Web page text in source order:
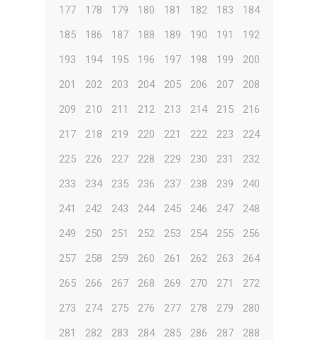
177
178 179 180 181 182 183
184
185
186 187 188 189 190 191
192
193
194 195 196 197 198 199
200
201
202 203 204 205 206 207
208
209
210 211 212 213 214 215
216
217
218 219 220 221 222 223
224
225
226 227 228 229 230 231
232
233
234 235 236 237 238 239
240
241
242 243 244 245 246 247
248
249
250 251 252 253 254 255
256
257
258 259 260 261 262 263
264
265
266 267 268 269 270 271
272
273
274 275 276 277 278 279
280
281
282 283 284 285 286 287
288